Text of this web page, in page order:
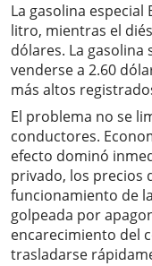
La gasolina especial
litro, mientras el
dólares. La gasolina
venderse a 2.60
más altos
El problema no se
conductores.
efecto dominó
privado, los precios
funcionamiento de
golpeada por
encarecimiento del
trasladarse